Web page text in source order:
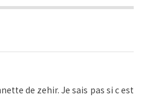
de zehir. Je sais pas si c est